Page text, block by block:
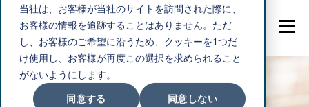
当社は、お客様が当社のサイトを訪問された際に、
お客様の情報を追跡することはありません。ただ
し、お客様のご希望に沿うため、クッキーを1つだ
け使用し、お客様が再度この選択を求められること
がないようにします。
同意する 同意しない